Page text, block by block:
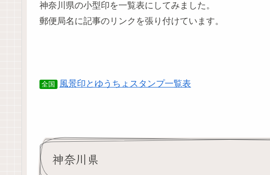
神奈川県の小型印を一覧表にしてみました。
郵便局名に記事のリンクを張り付けています。
全国 風景印とゆうちょスタンプ一覧表
神奈川県